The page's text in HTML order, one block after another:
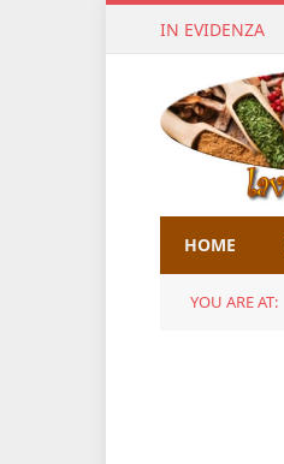
IN EVIDENZA
HOME
YOU ARE AT: